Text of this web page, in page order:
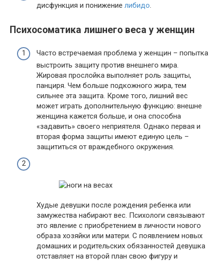
дисфункция и понижение либидо
Психосоматика лишнего веса у женщин
Часто встречаемая проблема у женщин – попытка
выстроить защиту против внешнего мира.
Жировая прослойка выполняет роль защиты,
панциря. Чем больше подкожного жира, тем
сильнее эта защита. Кроме того, лишний вес
может играть дополнительную функцию: внешне
женщина кажется больше, и она способна
«задавить» своего неприятеля. Однако первая и
вторая форма защиты имеют единую цель –
защититься от враждебного окружения.
Худые девушки после рождения ребенка или
замужества набирают вес. Психологи связывают
это явление с приобретением в личности нового
образа хозяйки или матери. С появлением новых
домашних и родительских обязанностей девушка
отставляет на второй план свою фигуру и